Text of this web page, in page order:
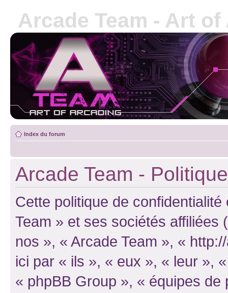
Arcade Team - Art
Index du forum
Arcade Team -
Cette politique de
Team » et ses sociétés affiliées
nos », « Arcade Team », «
ici par « ils », « eux », « leur »,
« phpBB Group », « équipes